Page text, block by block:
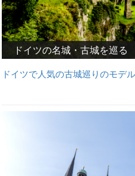
ドイツの名城・古城を巡る
ドイツで人気の古城巡りのモデ